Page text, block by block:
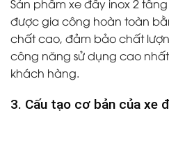
Sản phẩm xe đẩy inox 2
được gia công hoàn toàn
chất cao, đảm bảo chất
công năng sử dụng cao
khách hàng.
3. Cấu tạo cơ bản của xe